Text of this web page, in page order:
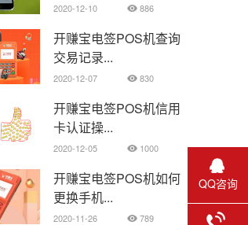
2020-12-10 886
开赚宝电签POS机查询
交易记录...
2020-12-07 830
开赚宝电签POS机信用
卡认证操...
2020-12-05 1000
开赚宝电签POS机如何
更换手机...
2020-11-26 789
QQ咨询